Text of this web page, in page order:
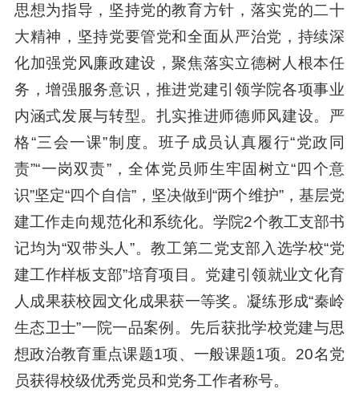
思想为指导，坚持党的教育方针，落实党的二十
大精神，坚持党要管党和全面从严治党，持续深
化加强党风廉政建设，聚焦落实立德树人根本任
务，增强服务意识，推进党建引领学院各项事业
内涵式发展与转型。扎实推进师德师风建设。严
格“三会一课”制度。班子成员认真履行“党政同
责”“一岗双责”，全体党员师生牢固树立“四个意
识”坚定“四个自信”，坚决做到“两个维护”，基层党
建工作走向规范化和系统化。学院2个教工支部书
记均为“双带头人”。教工第二党支部入选学校“党
建工作样板支部”培育项目。党建引领就业文化育
人成果获校园文化成果获一等奖。凝练形成“秦岭
生态卫士”一院一品案例。先后获批学校党建与思
想政治教育重点课题1项、一般课题1项。20名党
员获得校级优秀党员和党务工作者称号。